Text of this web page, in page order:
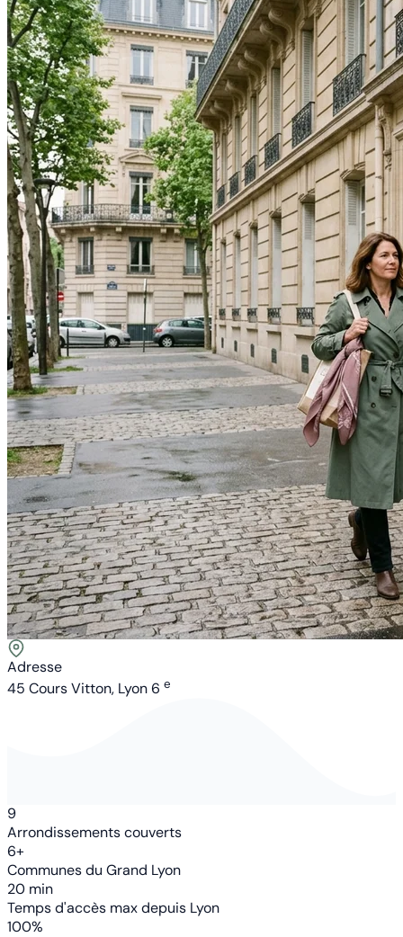
Adresse
45 Cours Vitton, Lyon 6 e
9
Arrondissements couverts
6+
Communes du Grand Lyon
20 min
Temps d'accès max depuis Lyon
100%